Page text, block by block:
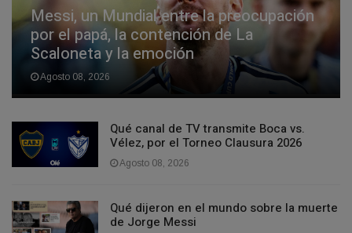
Messi, un Mundial entre la preocupación
por el papá, la contención de La
Scaloneta y la emoción
Agosto 08, 2026
Qué canal de TV transmite Boca vs.
Vélez, por el Torneo Clausura 2026
Agosto 08, 2026
Qué dijeron en el mundo sobre la muerte
de Jorge Messi